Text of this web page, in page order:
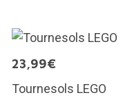
23,99€
Tournesols LEGO